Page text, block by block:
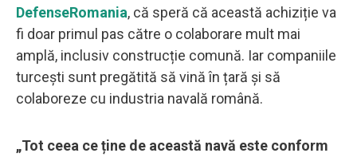
DefenseRomania, că speră că această achiziție va
fi doar primul pas către o colaborare mult mai
amplă, inclusiv construcție comună. Iar companiile
turcești sunt pregătită să vină în țară și să
colaboreze cu industria navală română.
„Tot ceea ce ține de această navă este conform